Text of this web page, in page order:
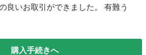
良いお取引ができました。 有難う
購入手続きへ